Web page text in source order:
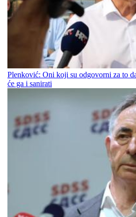
Plenković: Oni koji su odgovorni za to
će ga i sanirati